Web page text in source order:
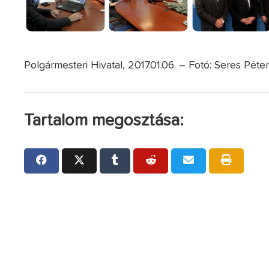
Polgármesteri Hivatal, 2017.01.06. – Fotó: Seres Péter
Tartalom megosztása: